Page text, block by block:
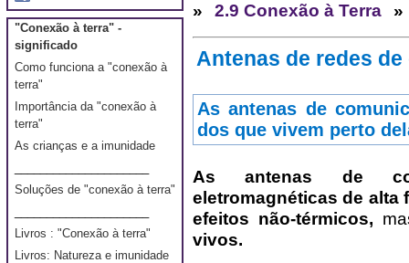
"Conexão à terra" -
significado
Como funciona a "conexão à
terra"
Importância da "conexão à
terra"
As crianças e a imunidade
Soluções de "conexão à terra"
Livros : "Conexão à terra"
Livros: Natureza e imunidade
» 2.9 Conexão à Terra »
Antenas de redes
As antenas de
dos que vivem perto
As antenas de
eletromagnéticas de alta
efeitos não-térmicos,
vivos.